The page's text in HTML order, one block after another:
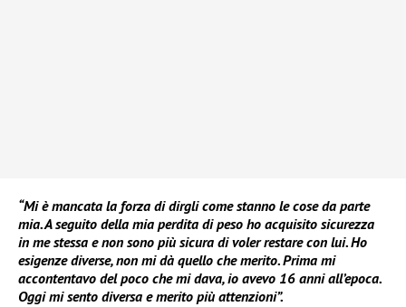
“Mi è mancata la forza di dirgli come stanno le cose da parte
mia. A seguito della mia perdita di peso ho acquisito sicurezza
in me stessa e non sono più sicura di voler restare con lui. Ho
esigenze diverse, non mi dà quello che merito. Prima mi
accontentavo del poco che mi dava, io avevo 16 anni all’epoca.
Oggi mi sento diversa e merito più attenzioni”.